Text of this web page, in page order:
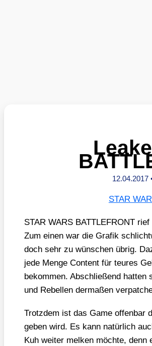
12.04.2017
STAR
STAR WARS BATTLEFRONT
Zum einen war die Gra­fik
doch sehr zu wün­schen übrig.
jede Men­ge Con­tent für teu­res
bekom­men. Abschlie­ßend
und Rebel­len der­ma­ßen
Trotz­dem ist das Game offen­bar
geben wird. Es kann natür­lich
Kuh wei­ter mel­ken möch­te,